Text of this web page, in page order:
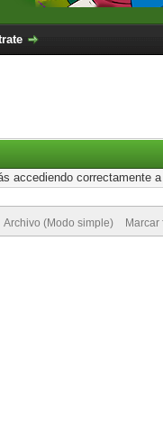
accediendo correctamente
Archivo (Modo simple)